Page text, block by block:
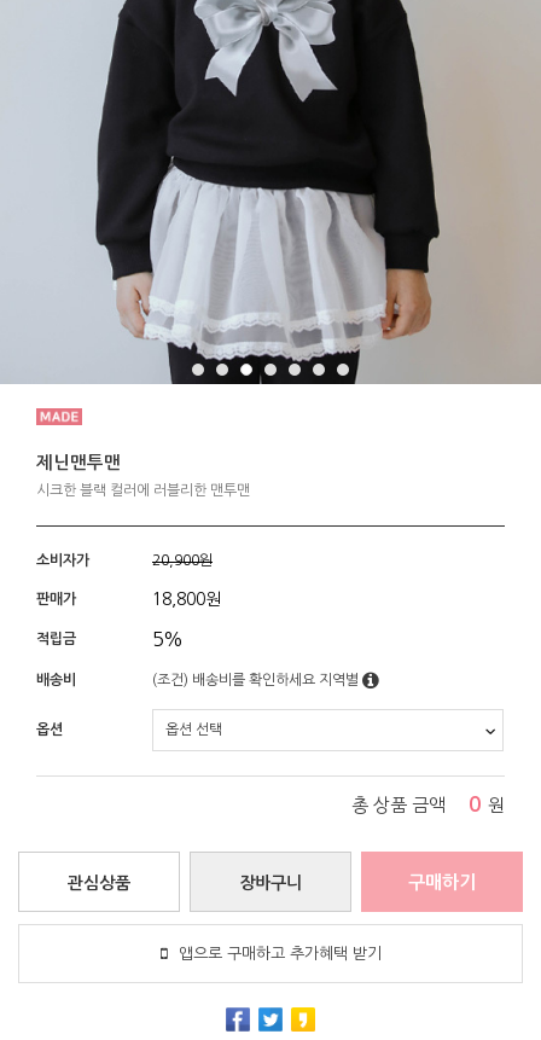
제닌맨투맨
시크한 블랙 컬러에 러블리한 맨투맨
소비자가 20,900원
판매가 18,800원
적립금 5%
배송비 (조건) 배송비를 확인하세요 지역별
옵션
총 상품 금액 0 원
장바구니
관심상품 구매하기
앱으로 구매하고 추가혜택 받기